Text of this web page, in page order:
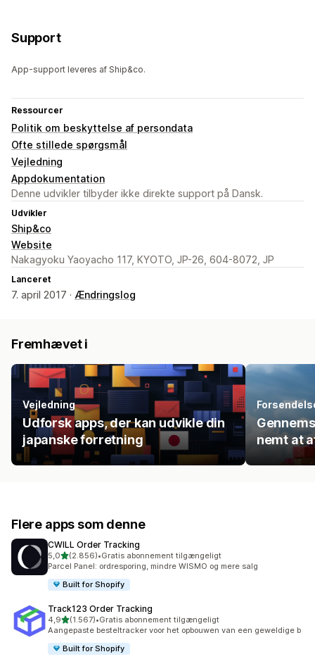
Support
App-support leveres af Ship&co.
Ressourcer
Politik om beskyttelse af persondata
Ofte stillede spørgsmål
Vejledning
Appdokumentation
Denne udvikler tilbyder ikke direkte support på Dansk.
Udvikler
Ship&co
Website
Nakagyoku Yaoyacho 117, KYOTO, JP-26, 604-8072, JP
Lanceret
7. april 2017 · Ændringslog
Fremhævet i
Vejledning
Udforsk apps, der kan udvikle din
japanske forretning
nemt at
Flere apps som denne
CWILL Order Tracking
5,0ud af 5 stjerner
(2.856)
2856 anmeldelser i alt
•Gratis abonnement tilgængeligt
Parcel Panel: ordresporing, mindre WISMO og mere salg
Built for Shopify
Track123 Order Tracking
4,9ud af 5 stjerner
(1.567)
1567 anmeldelser i alt
•Gratis abonnement tilgængeligt
Aangepaste besteltracker voor het opbouwen van een geweldige b
Built for Shopify